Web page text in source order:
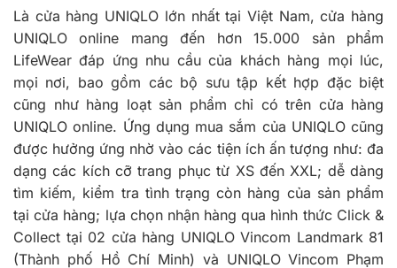
Là cửa hàng UNIQLO lớn nhất tại Việt Nam, cửa hàng
UNIQLO online mang đến hơn 15.000 sản phẩm
LifeWear đáp ứng nhu cầu của khách hàng mọi lúc,
mọi nơi, bao gồm các bộ sưu tập kết hợp đặc biệt
cũng như hàng loạt sản phẩm chỉ có trên cửa hàng
UNIQLO online. Ứng dụng mua sắm của UNIQLO cũng
được hưởng ứng nhờ vào các tiện ích ấn tượng như: đa
dạng các kích cỡ trang phục từ XS đến XXL; dễ dàng
tìm kiếm, kiểm tra tình trạng còn hàng của sản phẩm
tại cửa hàng; lựa chọn nhận hàng qua hình thức Click &
Collect tại 02 cửa hàng UNIQLO Vincom Landmark 81
(Thành phố Hồ Chí Minh) và UNIQLO Vincom Phạm